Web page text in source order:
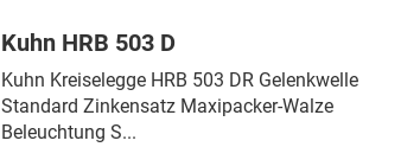
Kuhn HRB 503 D
Kuhn Kreiselegge HRB 503 DR Gelenkwelle
Standard Zinkensatz Maxipacker-Walze
Beleuchtung S...